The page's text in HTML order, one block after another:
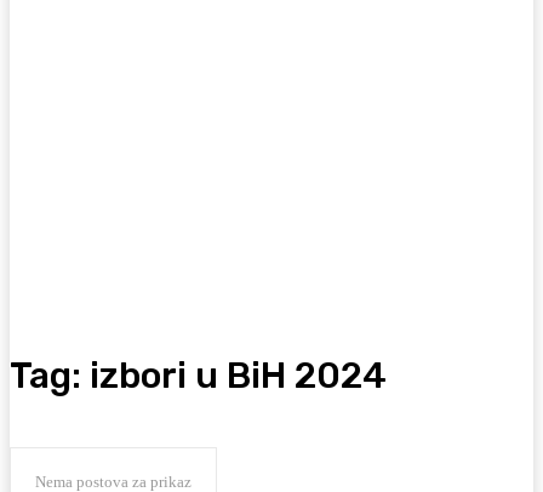
Tag: izbori u BiH 2024
Nema postova za prikaz